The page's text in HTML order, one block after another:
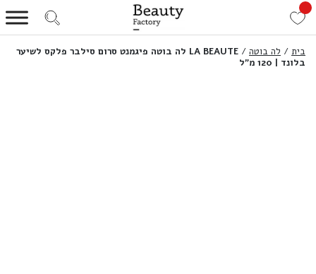
בית / לה בוטה /
LA BEAUTE לה בוטה פיגמנט סרום סילבר פלקס לשיער
בלונד | 120 מ”ל